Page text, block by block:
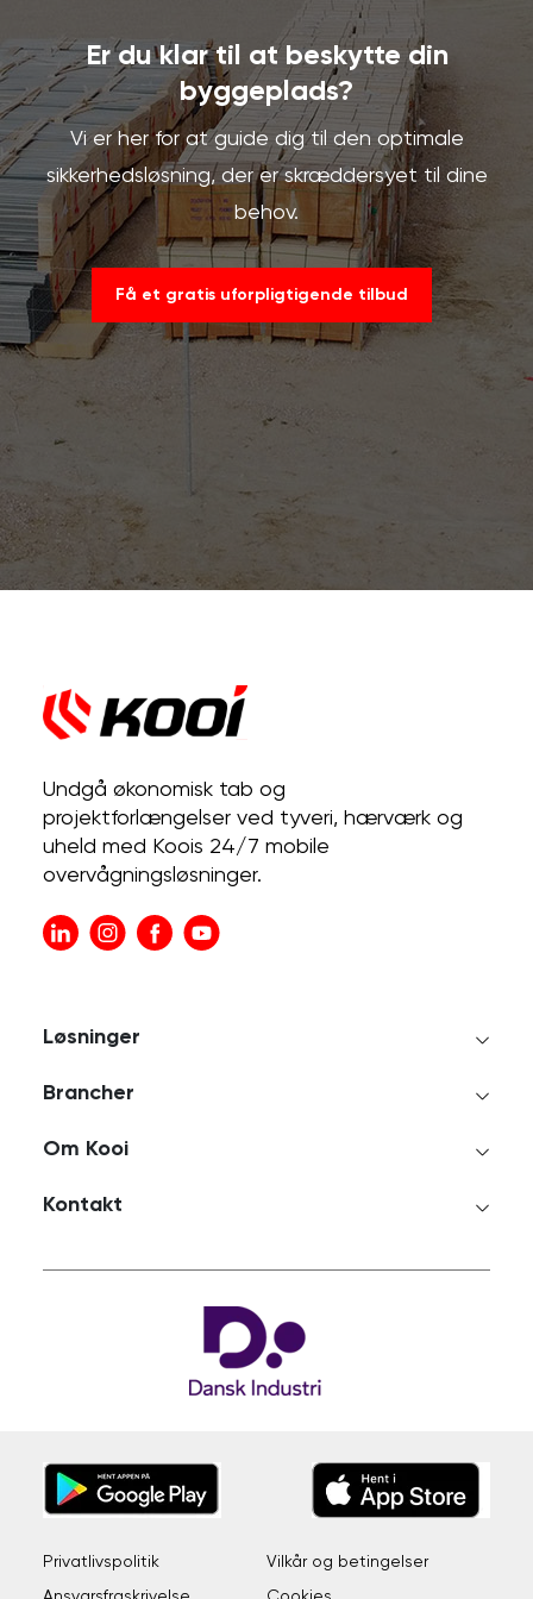
Er du klar til at beskytte din
byggeplads?
Vi er her for at guide dig til den optimale
sikkerhedsløsning, der er skræddersyet til dine
behov.
Få et gratis uforpligtigende tilbud
Undgå økonomisk tab og
projektforlængelser ved tyveri, hærværk og
uheld med Koois 24/7 mobile
overvågningsløsninger.
Løsninger
Brancher
Om Kooi
Kontakt
Privatlivspolitik Vilkår og betingelser